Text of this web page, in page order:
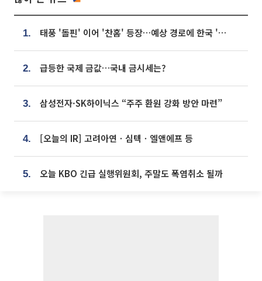
1. 태풍 '돌핀' 이어 '찬홈' 등장…예상 경로에 한국 '한숨'
2. 급등한 국제 금값…국내 금시세는?
3. 삼성전자·SK하이닉스 “주주 환원 강화 방안 마련”
4. [오늘의 IR] 고려아연ㆍ심텍ㆍ엘앤에프 등
5. 오늘 KBO 긴급 실행위원회, 주말도 폭염취소 될까